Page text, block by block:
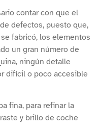
contar con que el
defectos, puesto que,
fabricó, los elementos
un gran número de
ningún detalle
difícil o poco accesible
fina, para refinar la
y brillo de coche